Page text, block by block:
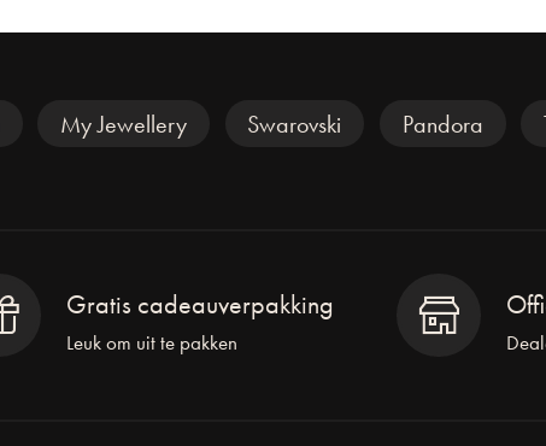
My Jewellery Swarovski Pandora
Gratis cadeauverpakking
Leuk om uit te pakken